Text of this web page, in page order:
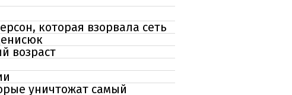
которая взорвала сеть
возраст
уничтожат самый